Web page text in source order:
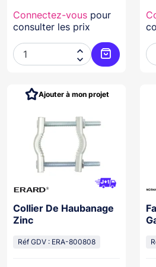
Connectez-vous pour
consulter les prix


Ajouter au
Collier De Haubanage
Zinc
Réf GDV : ERA-800808
Ajouter à mon projet